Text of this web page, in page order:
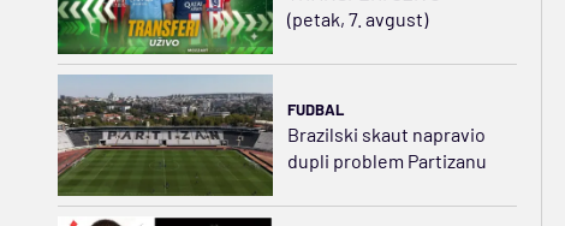
(petak, 7. avgust)
FUDBAL
Brazilski skaut napravio
dupli problem Partizanu